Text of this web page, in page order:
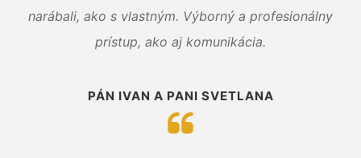
narábali, ako s vlastným. Výborný a profesionálny
prístup, ako aj komunikácia.
PÁN IVAN A PANI SVETLANA